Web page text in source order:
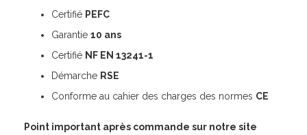
Certifié PEFC
Garantie 10 ans
Certifié NF EN 13241-1
Démarche RSE
Conforme au cahier des charges des normes CE
Point important après commande sur notre site